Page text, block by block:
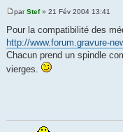
parStef» 21 Fév 2004 13:41
Pour la compatibilité des
http://www.forum.gravure-
Chacun prend un spindle
vierges.